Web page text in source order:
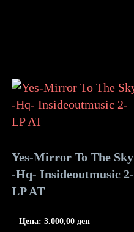
Yes-Mirror To The Sky
-Hq- Insideoutmusic 2-
LP AT
Цена: 3.000,00 ден